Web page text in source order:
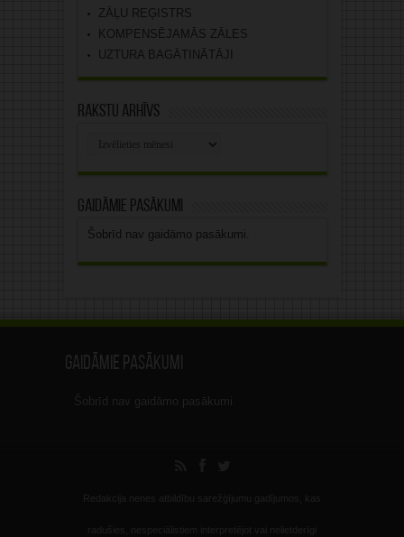
ZĀĻU REĢISTRS
KOMPENSĒJAMĀS ZĀLES
UZTURA BAGĀTINĀTĀJI
Rakstu arhīvs
Gaidāmie pasākumi
Šobrīd nav gaidāmo pasākumi.
Gaidāmie pasākumi
Šobrīd nav gaidāmo pasākumi.